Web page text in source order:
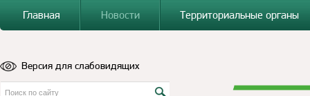
Главная
Новости Территориальные органы
Версия для слабовидящих